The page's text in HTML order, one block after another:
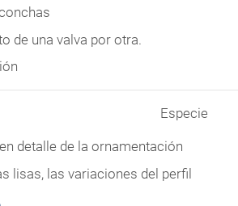
de una valva por otra.
Especie
detalle de la ornamentación
lisas, las variaciones del perfil